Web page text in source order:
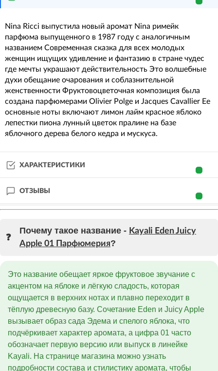
Nina Ricci выпустила новый аромат Nina римейк
парфюма выпущенного в 1987 году с аналогичным
названием Современная сказка для всех молодых
женщин ищущих удивление и фантазию в стране чудес
где мечты украшают действительность Это волшебные
духи обещание очарования и соблазнительной
женственности Фруктовоцветочная композиция была
создана парфюмерами Olivier Polge и Jacques Cavallier Ее
основные ноты включают лимон лайм красное яблоко
лепестки пиона лунный цветок пралине на базе
яблочного дерева белого кедра и мускуса.
ХАРАКТЕРИСТИКИ
ОТЗЫВЫ
Почему такое название - Kayali Eden Juicy
Apple 01 Парфюмерия?
Это название обещает яркое фруктовое звучание с
акцентом на яблоке и лёгкую сладость, которая
ощущается в верхних нотах и плавно переходит в
тёплую древесную базу. Сочетание Eden и Juicy Apple
вызывает образ сада Эдема и спелого яблока, что
подчёркивает характер аромата, а цифра 01 часто
обозначает первую версию или выпуск в линейке
Kayali. На странице магазина можно узнать
подробности состава и стилистику аромата, чтобы